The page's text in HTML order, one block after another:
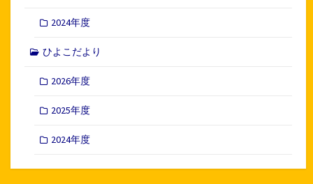
2024年度
ひよこだより
2026年度
2025年度
2024年度